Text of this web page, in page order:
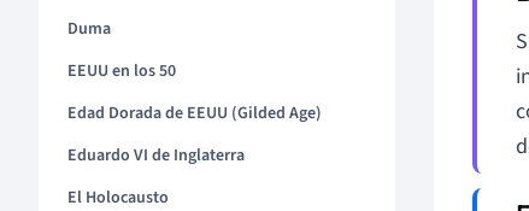
Duma
EEUU en los 50
Edad Dorada de EEUU (Gilded Age)
Eduardo VI de Inglaterra
El Holocausto